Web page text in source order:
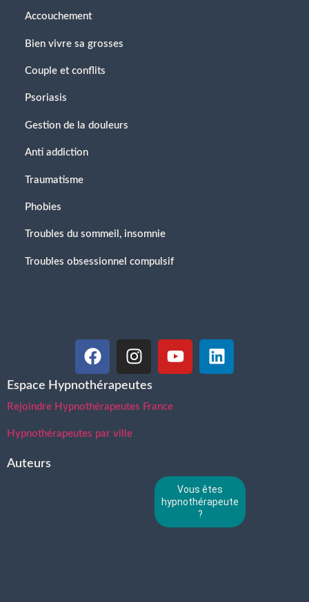
Accouchement
Bien vivre sa grosses
Couple et conflits
Psoriasis
Gestion de la douleurs
Anti addiction
Traumatisme
Phobies
Troubles du sommeil, insomnie
Troubles obsessionnel compulsif
Espace Hypnothérapeutes
Rejoindre Hypnothérapeutes France
Hypnothérapeutes par ville
Auteurs
Vous êtes
hypnothérapeute
?